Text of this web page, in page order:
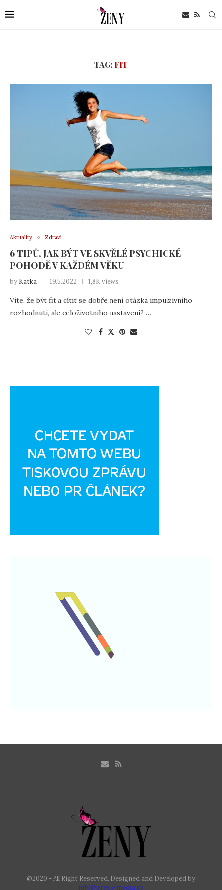
TAG: FIT
Aktuality Zdraví
6 TIPŮ, JAK BÝT VE SKVĚLÉ PSYCHICKÉ
POHODĚ V KAŽDÉM VĚKU
by Katka 19.5.2022 1,8K views
Víte, že být fit a cítit se dobře není otázka impulzivního
rozhodnutí, ale celoživotního nastavení? …
@2020 - All Right Reserved. Designed and Developed by
info@press-media.cz